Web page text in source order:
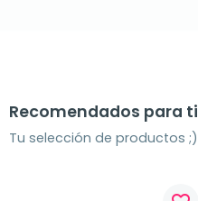
Recomendados para ti
Tu selección de productos ;)